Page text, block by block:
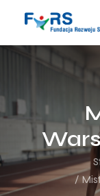
O FUNDACJI
DZIAŁALNOŚĆ
BLOG
KONTAKT